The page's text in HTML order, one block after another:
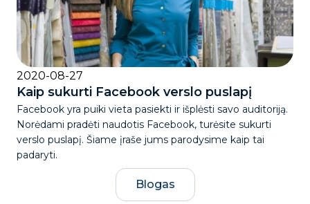
2020-08-27
Kaip sukurti Facebook verslo puslapį
Facebook yra puiki vieta pasiekti ir išplėsti savo auditoriją.
Norėdami pradėti naudotis Facebook, turėsite sukurti
verslo puslapį. Šiame įraše jums parodysime kaip tai
padaryti.
Blogas